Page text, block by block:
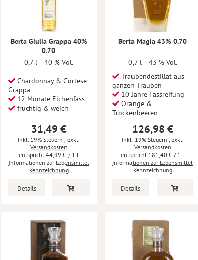
Berta Giulia Grappa 40%
0.70
0,7 l
40 % Vol.
Chardonnay & Cortese
Grappa
12 Monate Eichenfass
fruchtig & weich
31,49 €
Inkl. 19% Steuern
exkl.
Versandkosten
44,99 € / 1 l
Informationen zur Lebensmittel
Kennzeichnung
Details
Berta Magia 43% 0.70
0,7 l
43 % Vol.
Traubendestillat aus
ganzen Trauben
10 Jahre Fassreifung
Orange &
Trockenbeeren
126,98 €
Inkl. 19% Steuern exkl.
Versandkosten
181,40 € / 1 l
Informationen zur Lebensmittel
Kennzeichnung
Details